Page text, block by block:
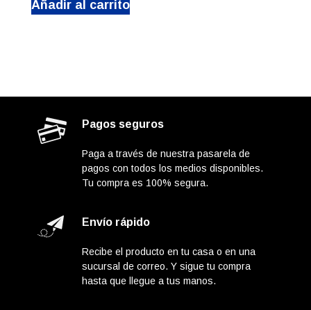
Añadir al carrito
Pagos seguros
Paga a través de nuestra pasarela de
pagos con todos los medios disponibles.
Tu compra es 100% segura.
Envío rápido
Recibe el producto en tu casa o en una
sucursal de correo. Y sigue tu compra
hasta que llegue a tus manos.